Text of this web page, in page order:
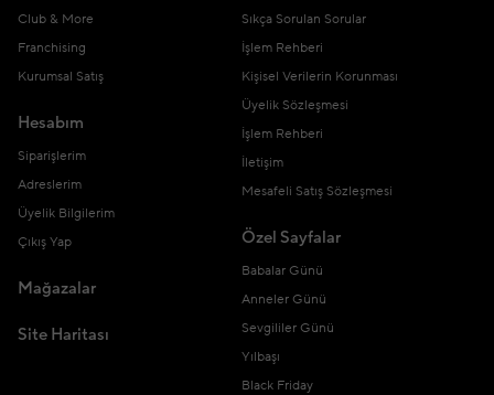
Club & More
Franchising
Kurumsal Satış
Hesabım
Siparişlerim
Adreslerim
Üyelik Bilgilerim
Çıkış Yap
Mağazalar
Site Haritası
Sıkça Sorulan Sorular
İşlem Rehberi
Kişisel Verilerin Korunması
Üyelik Sözleşmesi
İşlem Rehberi
İletişim
Mesafeli Satış Sözleşmesi
Özel Sayfalar
Babalar Günü
Anneler Günü
Sevgililer Günü
Yılbaşı
Black Friday